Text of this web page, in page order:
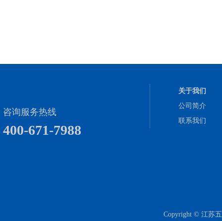
咨询服务热线
400-671-7988
关于我们
公司简介
联系我们
Copyright © 江苏